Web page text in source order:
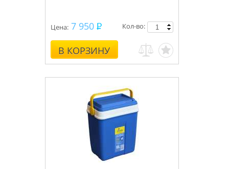
Цена: 7 950
В КОРЗИНУ
Кол-во: